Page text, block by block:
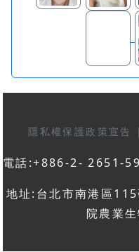
隱私權保護政策宣告
電話:+886-2- 2651-
地址:台北市南港區
院農業